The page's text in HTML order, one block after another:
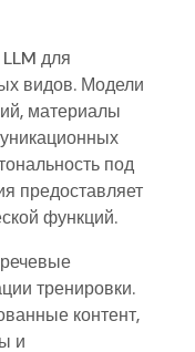
для
видов. Модели
материалы
под
предоставляет
функций.
тренировки.
контент,
и